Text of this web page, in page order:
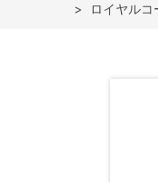
>
ロイヤル